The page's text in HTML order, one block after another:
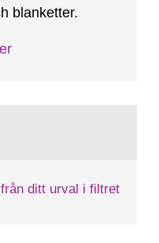
blanketter.
ditt urval i filtret